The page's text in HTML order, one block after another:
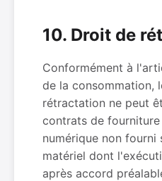
10. Droit de
Conformément à
de la consommation,
rétractation ne peut
contrats de
numérique non fourni
matériel dont
après accord